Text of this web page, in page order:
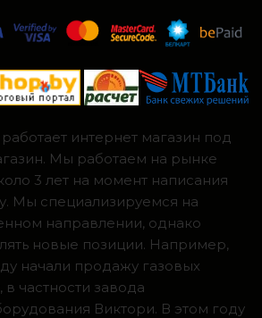
интернет магазин под
Мы работаем на рынке
3 лет на момент написания
Мы специализируемся на
направлении, однако
новые позиции. Например,
начали продажу газовых
в частности завода
Виктори. В этом году